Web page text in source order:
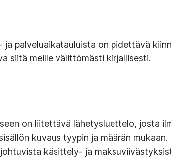
palveluaikatauluista on pidettävä
siitä meille välittömästi kirjallisesti.
on liitettävä lähetysluettelo, josta
kuvaus tyypin ja määrän
käsittely- ja